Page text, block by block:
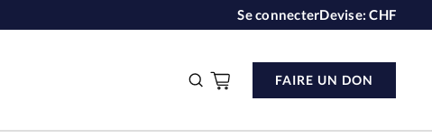
Se connecterDevise:CHF
FAIRE UN DON